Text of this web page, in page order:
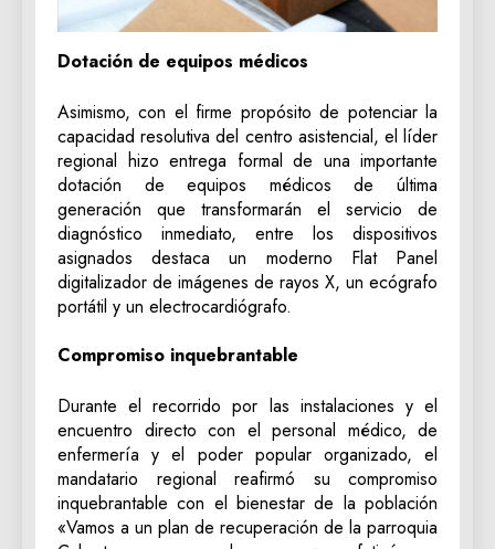
Dotación de equipos médicos
Asimismo, con el firme propósito de potenciar la
capacidad resolutiva del centro asistencial, el líder
regional hizo entrega formal de una importante
dotación de equipos médicos de última
generación que transformarán el servicio de
diagnóstico inmediato, entre los dispositivos
asignados destaca un moderno Flat Panel
digitalizador de imágenes de rayos X, un ecógrafo
portátil y un electrocardiógrafo.
Compromiso inquebrantable
Durante el recorrido por las instalaciones y el
encuentro directo con el personal médico, de
enfermería y el poder popular organizado, el
mandatario regional reafirmó su compromiso
inquebrantable con el bienestar de la población
«Vamos a un plan de recuperación de la parroquia